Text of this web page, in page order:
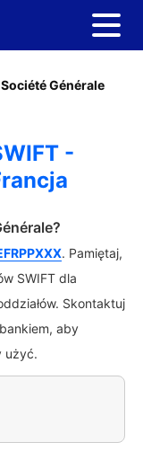
Société Générale
-
. Pamiętaj,
SWIFT dla
Skontaktuj
aby
użyć.